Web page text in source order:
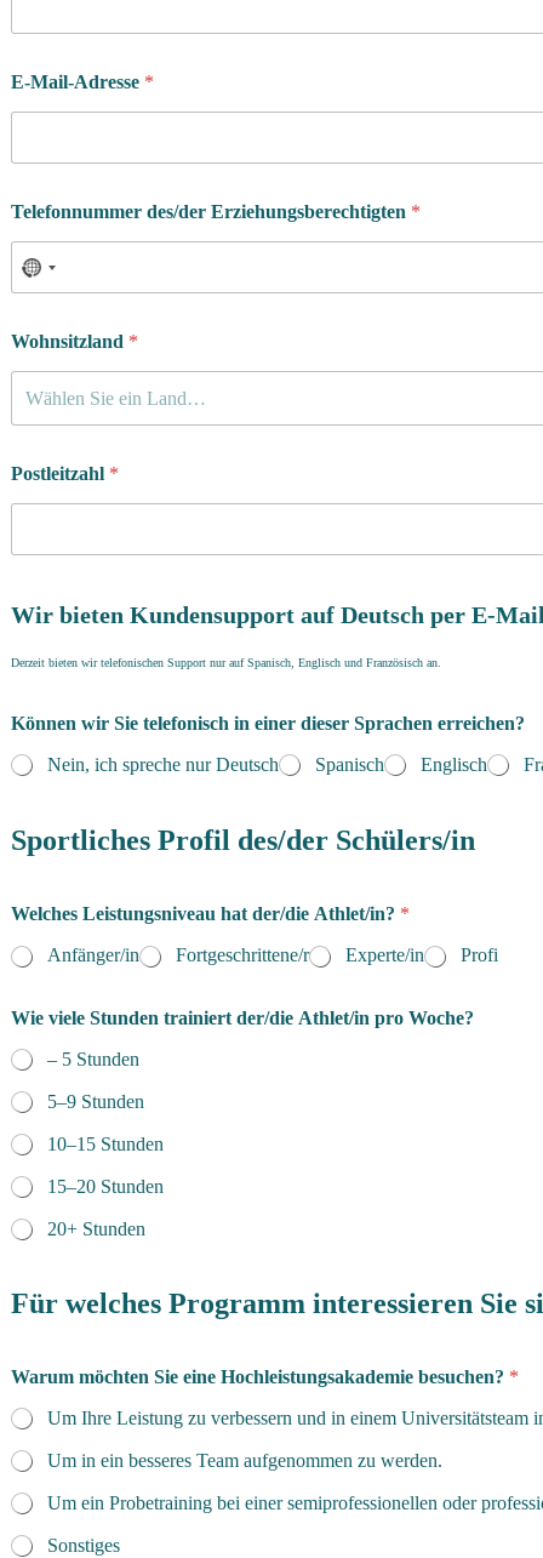
E-Mail-Adresse *
Telefonnummer des/der Erziehungsberechtigten *
Wohnsitzland *
Wählen Sie ein Land…
Postleitzahl *
e
/
e
n
n
Wir bieten Kundensupport auf Deutsch per E-
Derzeit bieten wir telefonischen Support nur auf Spanisch, Englisch und Französisch an.
Können wir Sie telefonisch in einer dieser Sprachen erreichen?
Nein, ich spreche nur Deutsch
Spanisch Englisch
Sportliches Profil des/der Schülers/in
Welches Leistungsniveau hat der/die Athlet/in? *
Anfänger/in
Fortgeschrittene/r Experte/in Profi
Wie viele Stunden trainiert der/die Athlet/in pro Woche?
– 5 Stunden
5–9 Stunden
10–15 Stunden
15–20 Stunden
20+ Stunden
Für welches Programm interessieren Sie
Warum möchten Sie eine Hochleistungsakademie besuchen? *
Um Ihre Leistung zu verbessern und in einem Universitätsteam
Um in ein besseres Team aufgenommen zu werden.
Um ein Probetraining bei einer semiprofessionellen oder
Sonstiges